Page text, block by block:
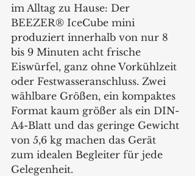
im Alltag zu Hause: Der
BEEZER® IceCube mini
produziert innerhalb von nur 8
bis 9 Minuten acht frische
Eiswürfel, ganz ohne Vorkühlzeit
oder Festwasseranschluss. Zwei
wählbare Größen, ein kompaktes
Format kaum größer als ein DIN-
A4-Blatt und das geringe Gewicht
von 5,6 kg machen das Gerät
zum idealen Begleiter für jede
Gelegenheit.